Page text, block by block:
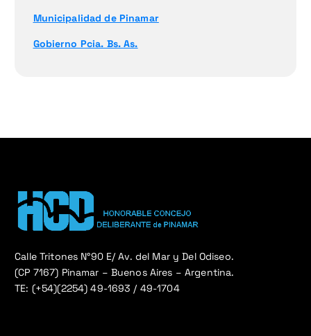
Municipalidad de Pinamar
Gobierno Pcia. Bs. As.
Calle Tritones N°90 E/ Av. del Mar y Del Odiseo.
(CP 7167) Pinamar – Buenos Aires – Argentina.
TE: (+54)(2254) 49-1693 / 49-1704